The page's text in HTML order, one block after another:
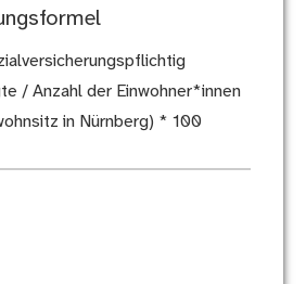
/ Anzahl der Einwohner*innen
in Nürnberg) * 100